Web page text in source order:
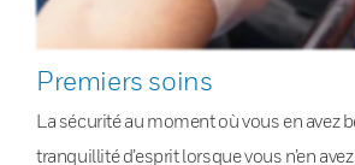
Premiers soins
La sécurité au moment où vous en avez
tranquillité d’esprit lorsque vous n’en